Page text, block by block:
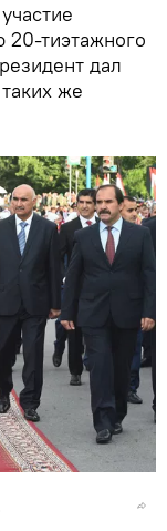
20-тиэтажного
дал
же